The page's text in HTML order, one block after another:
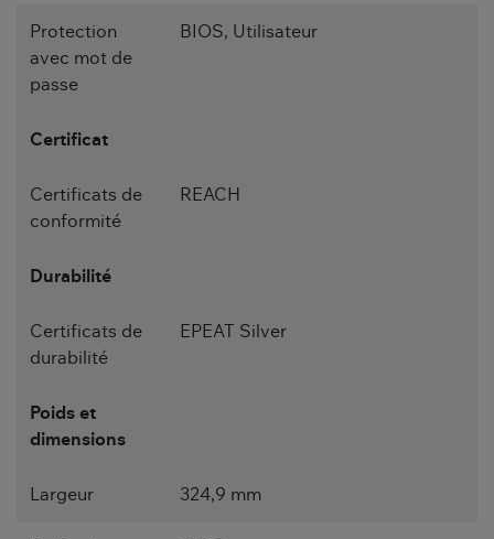
Protection
avec mot de
passe
BIOS, Utilisateur
Certificat
Certificats de
conformité
REACH
Durabilité
Certificats de
durabilité
EPEAT Silver
Poids et
dimensions
Largeur 324,9 mm